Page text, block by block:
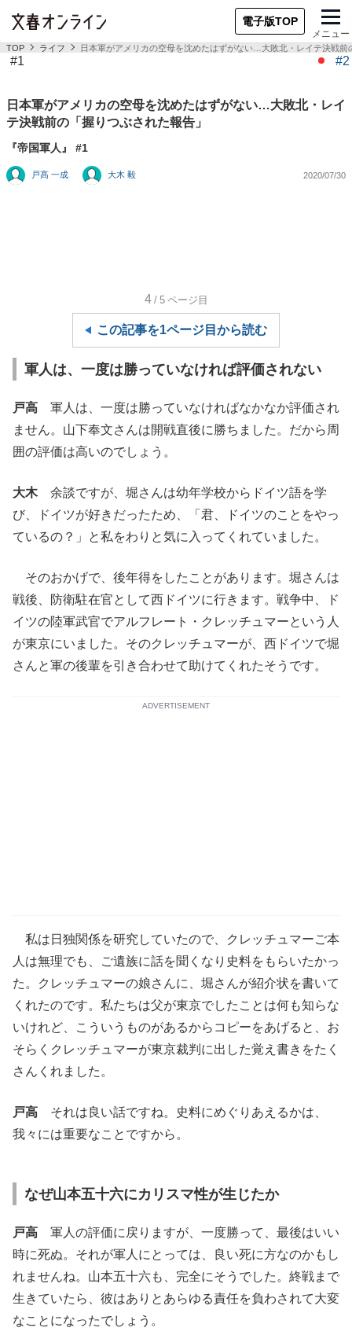
電子版TOP
メニュー
TOP ライフ 日本軍がアメリカの空母を沈めたはずがない…大敗北・レイテ決戦前
#1 #2
日本軍がアメリカの空母を沈めたはずがない…大敗北・レイ
テ決戦前の「握りつぶされた報告」
『帝国軍人』 #1
戸髙 一成 大木 毅 2020/07/30
4 /5 ページ目
この記事を1ページ目から読む
軍人は、一度は勝っていなければ評価されない
戸高 軍人は、一度は勝っていなければなかなか評価され
ません。山下奉文さんは開戦直後に勝ちました。だから周
囲の評価は高いのでしょう。
大木余談ですが、堀さんは幼年学校からドイツ語を学
び、ドイツが好きだったため、「君、ドイツのことをやっ
ているの？」と私をわりと気に入ってくれていました。
そのおかげで、後年得をしたことがあります。堀さんは
戦後、防衛駐在官として西ドイツに行きます。戦争中、ド
イツの陸軍武官でアルフレート・クレッチュマーという人
が東京にいました。そのクレッチュマーが、西ドイツで堀
さんと軍の後輩を引き合わせて助けてくれたそうです。
ADVERTISEMENT
私は日独関係を研究していたので、クレッチュマーご本
人は無理でも、ご遺族に話を聞くなり史料をもらいたかっ
た。クレッチュマーの娘さんに、堀さんが紹介状を書いて
くれたのです。私たちは父が東京でしたことは何も知らな
いけれど、こういうものがあるからコピーをあげると、お
そらくクレッチュマーが東京裁判に出した覚え書きをたく
さんくれました。
戸高 それは良い話ですね。史料にめぐりあえるかは、
我々には重要なことですから。
なぜ山本五十六にカリスマ性が生じたか
戸高 軍人の評価に戻りますが、一度勝って、最後はいい
時に死ぬ。それが軍人にとっては、良い死に方なのかもし
れませんね。山本五十六も、完全にそうでした。終戦まで
生きていたら、彼はありとあらゆる責任を負わされて大変
なことになったでしょう。